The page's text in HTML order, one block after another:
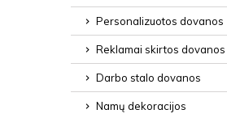
Personalizuotos dovanos
Reklamai skirtos dovanos
Darbo stalo dovanos
Namų dekoracijos